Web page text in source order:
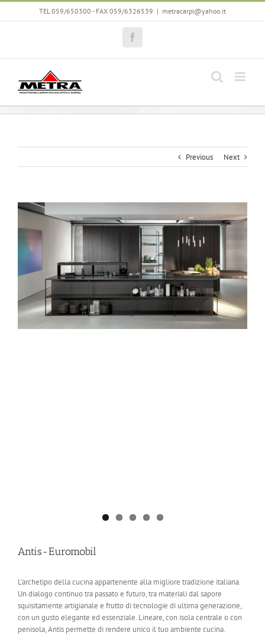
Skip
TEL 059/650300 - FAX 059/6326539 | metracarpi@yahoo.it
Previous Next
View
Image
Antis-Euromobil
L’archetipo della cucina appartenente alla migliore tradizione italiana.
Un dialogo continuo tra passato e futuro, tra materiali dal sapore
squisitamente artigianale e frutto di tecnologie di ultima generazione,
con un gusto elegante ed essenziale. Lineare, con isola centrale o con
penisola, Antis permette di rendere unico il tuo ambiente cucina.